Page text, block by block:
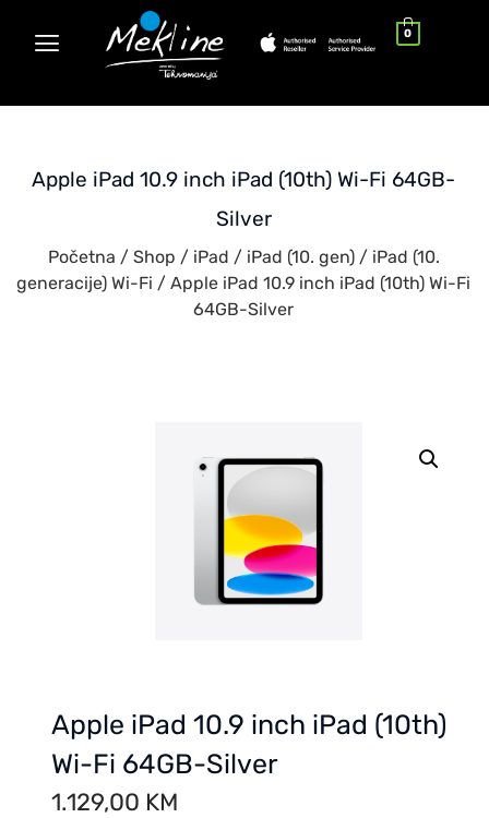
0
Apple iPad 10.9 inch iPad (10th) Wi-Fi 64GB-
Silver
Početna / Shop / iPad / iPad (10. gen)/ iPad (10.
generacije) Wi-Fi / Apple iPad 10.9 inch iPad (10th) Wi-Fi
64GB-Silver
Apple iPad 10.9 inch iPad (10th)
Wi-Fi 64GB-Silver
1.129,00 KM